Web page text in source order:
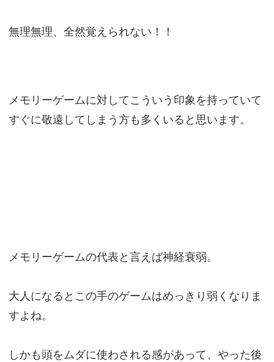
無理無理、全然覚えられない！！
メモリーゲームに対してこういう印象を持っていて
すぐに敬遠してしまう方も多くいると思います。
メモリーゲームの代表と言えば神経衰弱。
大人になるとこの手のゲームはめっきり弱くなりま
すよね。
しかも頭をムダに使わされる感があって、やった後